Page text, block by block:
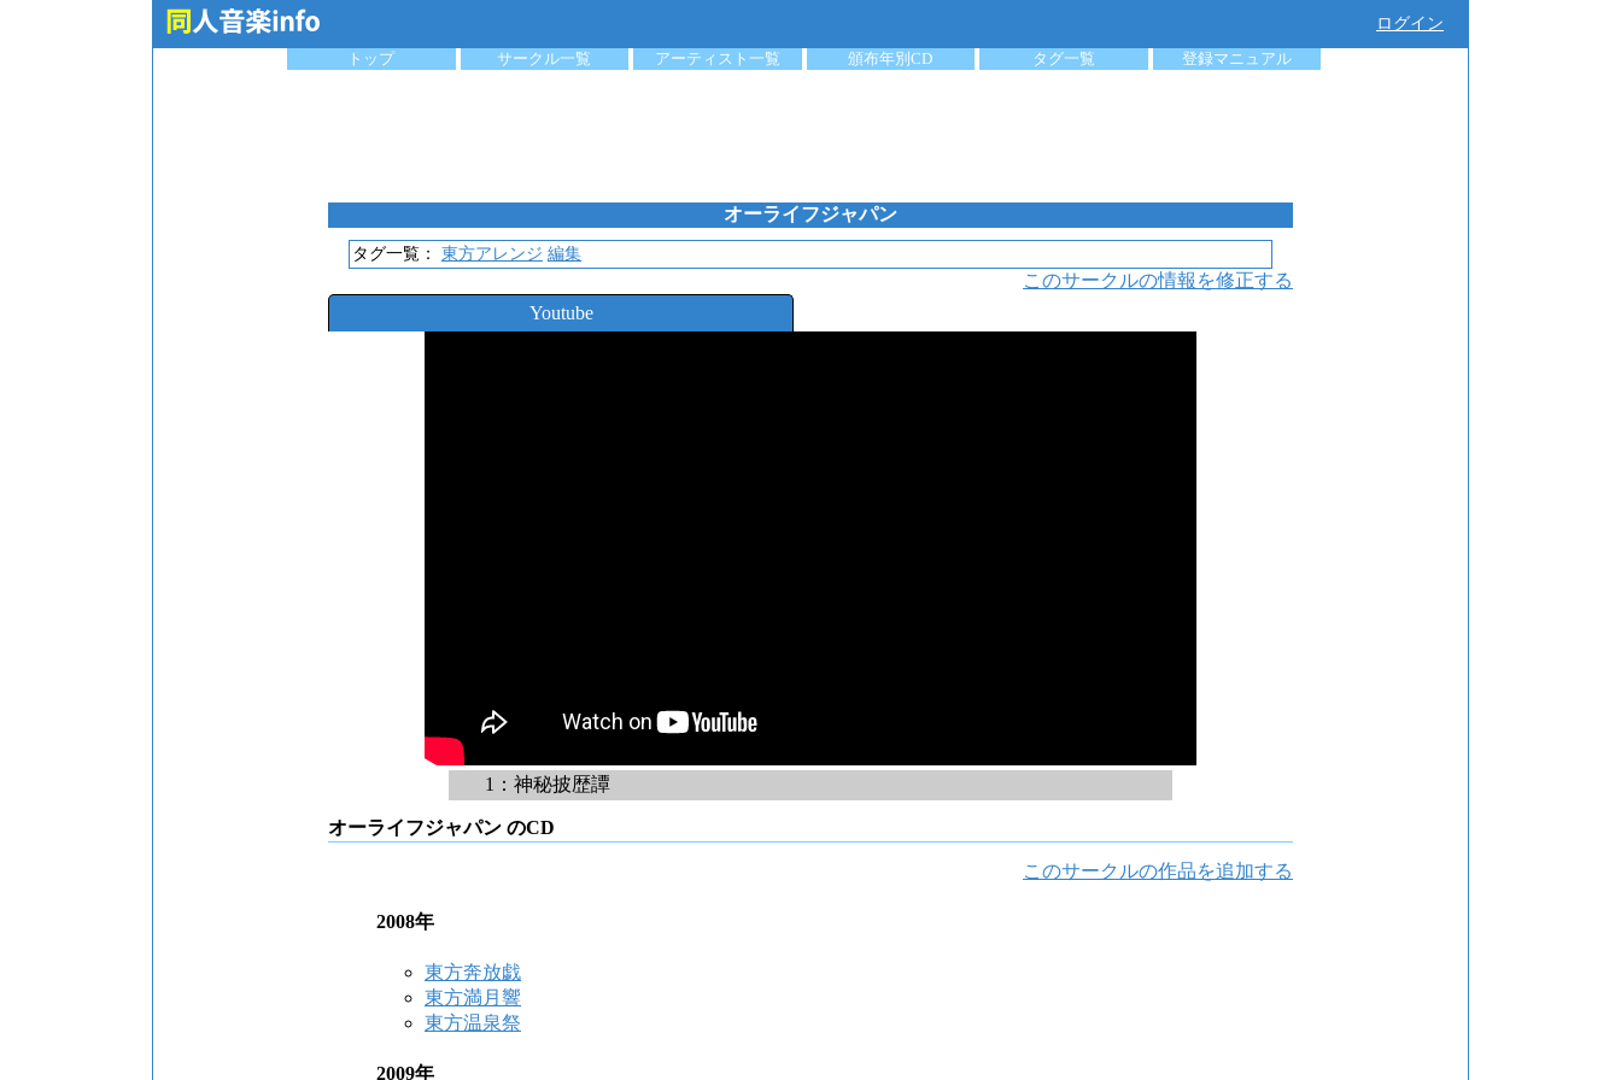
ログイン
トップ
サークル一覧 アーティスト一覧 頒布年別CD タグ一覧 登録マニュアル
オーライフジャパン
タグ一覧： 東方アレンジ 編集
このサークルの情報を修正する
Youtube
1：神秘披歴譚
オーライフジャパン のCD
このサークルの作品を追加する
2008年
東方奔放戯
東方満月響
東方温泉祭
2009年